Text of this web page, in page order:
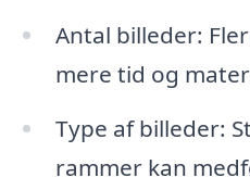
Antal billeder:
mere tid og
Type af billeder:
rammer kan